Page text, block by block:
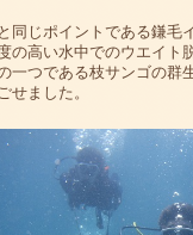
同じポイントである鎌毛
の高い水中でのウエイト
一つである枝サンゴの群
せました。